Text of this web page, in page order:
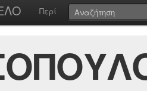
Περί